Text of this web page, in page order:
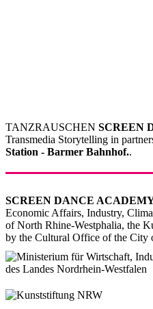
TANZRAUSCHEN SCREEN
Transmedia Storytelling in
Station - Barmer Bahnhof..
SCREEN DANCE
Economic Affairs, Industry,
of North Rhine-Westphalia, the
by the Cultural Office of the City